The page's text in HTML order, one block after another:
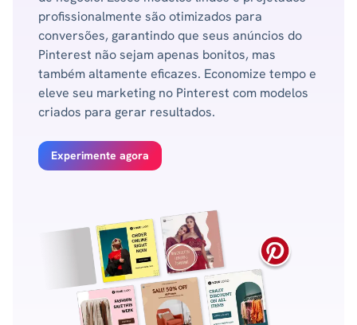
profissionalmente são otimizados para
conversões, garantindo que seus anúncios do
Pinterest não sejam apenas bonitos, mas
também altamente eficazes. Economize tempo e
eleve seu marketing no Pinterest com modelos
criados para gerar resultados.
Experimente agora